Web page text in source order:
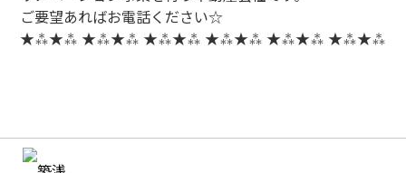
ご要望あればお電話ください☆
★⁂★⁂ ★⁂★⁂ ★⁂★⁂ ★⁂★⁂ ★⁂★⁂ ★⁂★⁂